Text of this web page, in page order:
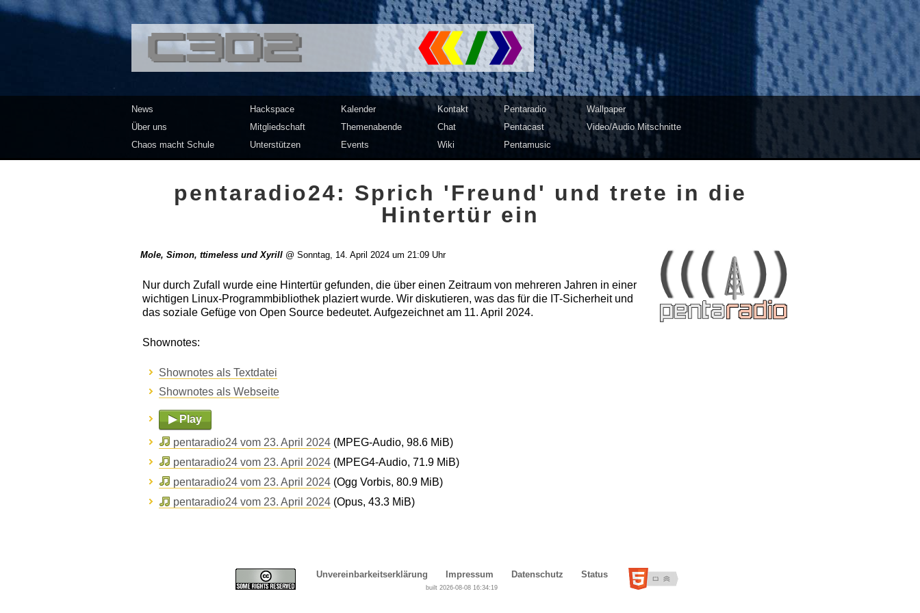
<<</>> Chaos Computer Club Dresden | c3d2
News
Über uns
Chaos macht Schule
Hackspace
Mitgliedschaft
Unterstützen
Kalender
Themenabende
Events
Kontakt
Chat
Wiki
Pentaradio
Pentacast
Pentamusic
Wallpaper
Video/Audio Mitschnitte
pentaradio24: Sprich 'Freund' und trete in die
Hintertür ein
Mole, Simon, ttimeless und Xyrill @ Sonntag, 14. April 2024 um 21:09 Uhr
Nur durch Zufall wurde eine Hintertür gefunden, die über einen Zeitraum von mehreren Jahren in einer
wichtigen Linux-Programmbibliothek plaziert wurde. Wir diskutieren, was das für die IT-Sicherheit und
das soziale Gefüge von Open Source bedeutet. Aufgezeichnet am 11. April 2024.
Shownotes:
Shownotes als Textdatei
Shownotes als Webseite
▶ Play
pentaradio24 vom 23. April 2024(MPEG-Audio, 98.6 MiB)
pentaradio24 vom 23. April 2024(MPEG4-Audio, 71.9 MiB)
pentaradio24 vom 23. April 2024(Ogg Vorbis, 80.9 MiB)
pentaradio24 vom 23. April 2024(Opus, 43.3 MiB)
Unvereinbarkeitserklärung Impressum Datenschutz Status
built 2026-08-08 16:34:19